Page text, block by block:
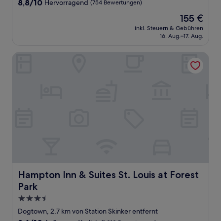
8,8/10 Hervorragend (754 Bewertungen)
Der
Preis
beträgt
155 €
inkl. Steuern & Gebühren
16. Aug.–17. Aug.
Hampton Inn & Suites St. Louis at Forest
Park
Hampton Inn & Suites St. Louis at Forest Park
3.5-
Sterne-
Dogtown, 2,7 km von Station Skinker entfernt